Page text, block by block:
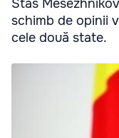
Stas
schimb de opinii
cele două state.